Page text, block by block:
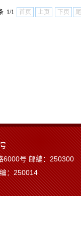
1/1 首页 上页 下页
6000号 邮编：250300
：250014